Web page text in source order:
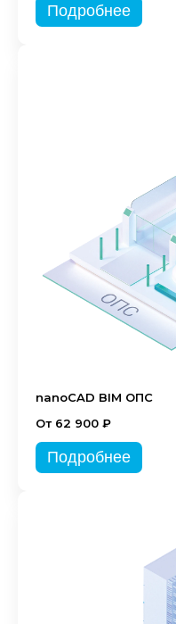
Подробнее
nanoCAD BIM ОПС
От 62 900 ₽
Подробнее